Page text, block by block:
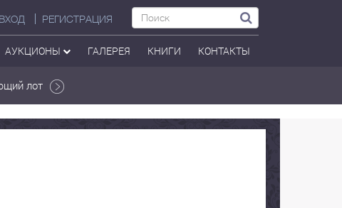
ВХОД РЕГИСТРАЦИЯ
АУКЦИОНЫ ГАЛЕРЕЯ КНИГИ КОНТАКТЫ
лот